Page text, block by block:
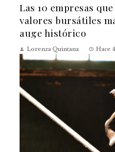
Las 10 empresas
valores bursátiles
auge histórico
Lorenza Quintana Hace